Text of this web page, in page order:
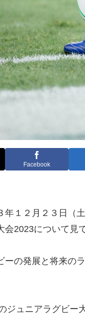
Facebook
年１２月２３日（
会2023について見
ーの発展と将来の
ジュニアラグビー